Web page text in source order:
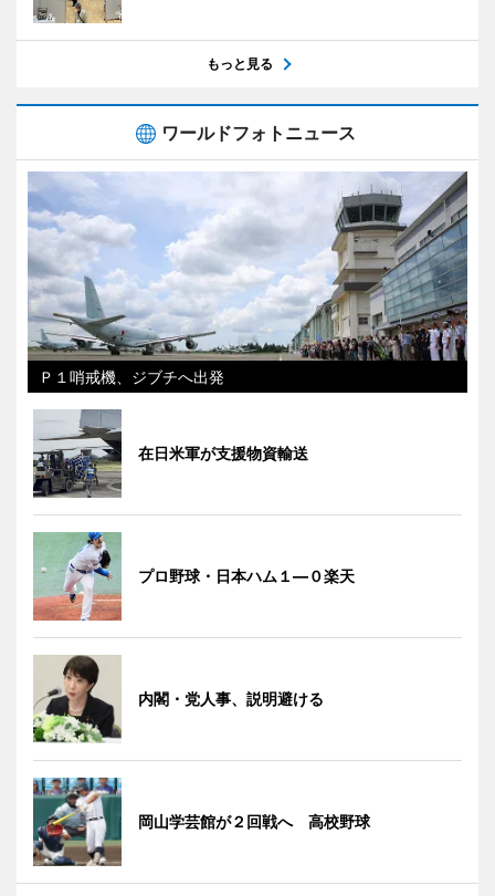
もっと見る
ワールドフォトニュース
Ｐ１哨戒機、ジブチへ出発
在日米軍が支援物資輸送
プロ野球・日本ハム１―０楽天
内閣・党人事、説明避ける
岡山学芸館が２回戦へ 高校野球